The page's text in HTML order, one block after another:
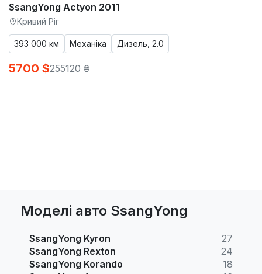
SsangYong Actyon 2011
Кривий Ріг
393 000 км Механіка Дизель, 2.0
5700 $255120 ₴
Моделі авто SsangYong
SsangYong Kyron
27
SsangYong Rexton
24
SsangYong Korando
18